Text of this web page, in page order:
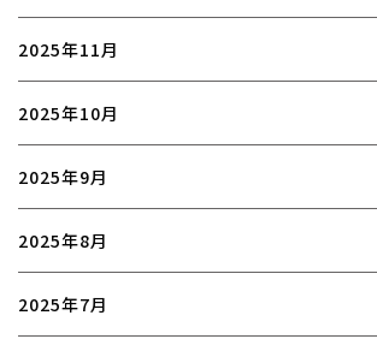
2025年11月
2025年10月
2025年9月
2025年8月
2025年7月